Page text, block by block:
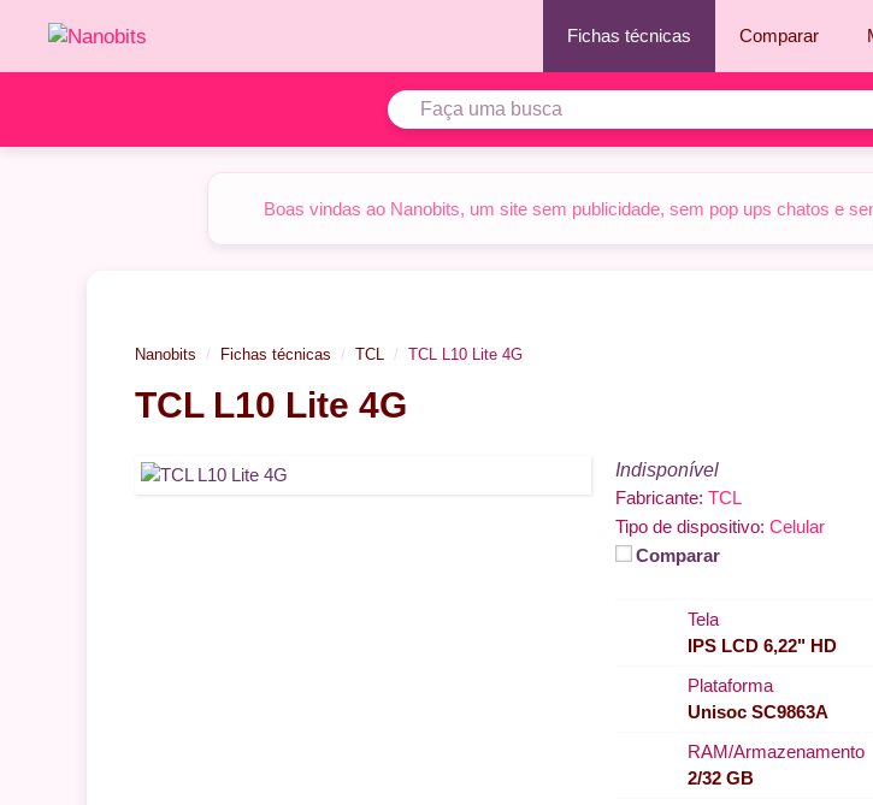
o
Fichas técnicas Comparar
Boas vindas ao Nanobits, um site sem publicidade, sem pop ups chatos e
Nanobits Fichas técnicas TCL TCL L10 Lite 4G
TCL L10 Lite 4G
Indisponível
Fabricante: TCL
Tipo de dispositivo: Celular
Comparar
Tela
IPS LCD 6,22" HD
Plataforma
Unisoc SC9863A
RAM/Armazenamento
2/32 GB